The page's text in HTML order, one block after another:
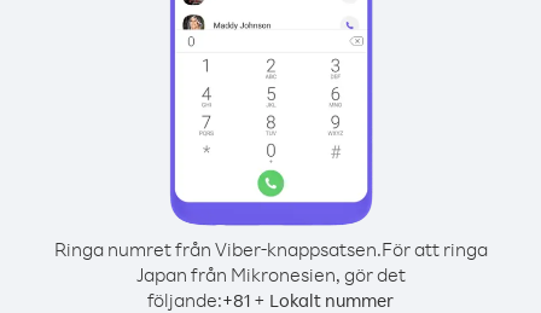
Ringa numret från Viber-knappsatsen.För att ringa
Japan från Mikronesien, gör det
följande:+81 + Lokalt nummer